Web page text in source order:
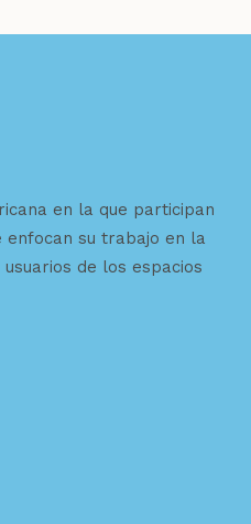
en la que participan
enfocan su trabajo en la
de los espacios